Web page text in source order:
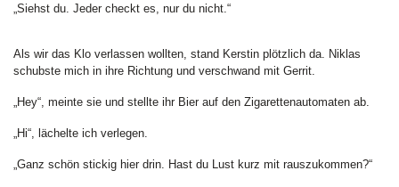
„Siehst du. Jeder checkt es, nur du nicht.“
Als wir das Klo verlassen wollten, stand Kerstin plötzlich da. Niklas
schubste mich in ihre Richtung und verschwand mit Gerrit.
„Hey“, meinte sie und stellte ihr Bier auf den Zigarettenautomaten ab.
„Hi“, lächelte ich verlegen.
„Ganz schön stickig hier drin. Hast du Lust kurz mit rauszukommen?“